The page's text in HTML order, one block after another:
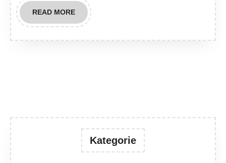
READ MOREREAD
MORE
Kategorie